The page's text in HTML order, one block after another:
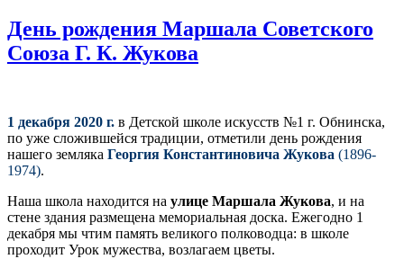
День рождения Маршала Советского
Союза Г. К. Жукова
1 декабря 2020 г. в Детской школе искусств №1 г. Обнинска,
по уже сложившейся традиции, отметили день рождения
нашего земляка Георгия Константиновича Жукова (1896-
1974).
Наша школа находится на улице Маршала Жукова, и на
стене здания размещена мемориальная доска. Ежегодно 1
декабря мы чтим память великого полководца: в школе
проходит Урок мужества, возлагаем цветы.